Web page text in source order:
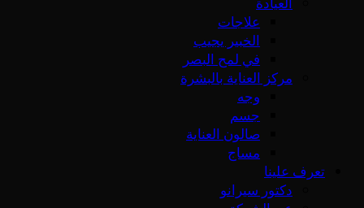
علاجات
الخبير يجيب
في لمح البصر
مركز العناية بالبشرة
وجه
جسم
صالون العناية
مساج
تعرف علينا
دكتور سيرانو